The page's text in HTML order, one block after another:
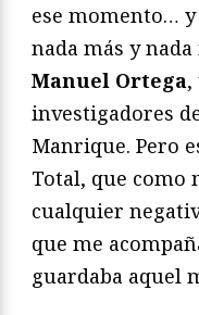
ese momento…
nada más y
Manuel Ortega,
investigadores
Manrique. Pero
Total, que como
cualquier
que me
guardaba aquel